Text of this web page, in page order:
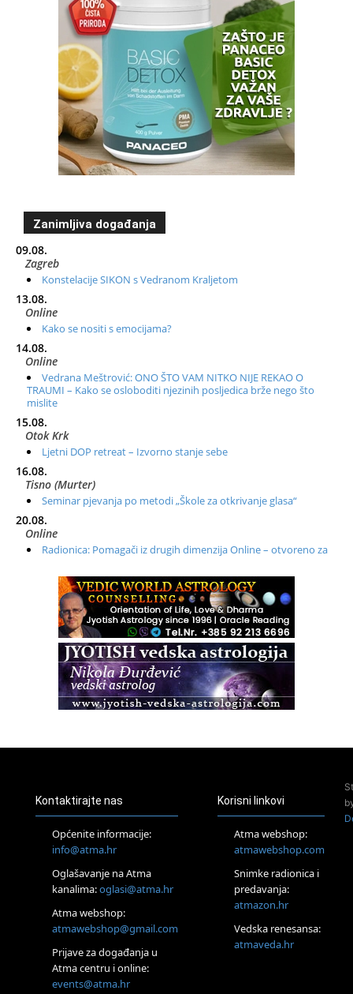
Zanimljiva događanja
09.08.
Zagreb
Konstelacije SIKON s Vedranom Kraljetom
13.08.
Online
Kako se nositi s emocijama?
14.08.
Online
Vedrana Meštrović: ONO ŠTO VAM NITKO NIJE REKAO O
TRAUMI – Kako se osloboditi njezinih posljedica brže nego što
mislite
15.08.
Otok Krk
Ljetni DOP retreat – Izvorno stanje sebe
16.08.
Tisno (Murter)
Seminar pjevanja po metodi „Škole za otkrivanje glasa“
20.08.
Online
Radionica: Pomagači iz drugih dimenzija Online – otvoreno za
Zagreb+Online
Osnovni ThetaHealing® tečaj, Zagreb i Online
Access BARS®, otpusti stres
Access Energetski Facelift®
Tečaj Višeg Vodstva, razvijanja intuicije i Akaša zapisa
25.08.
Upisi u program Profesionalni hipnoterapeut — nova
generacija kreće 25.08. 2026.
Online
Visoko
Alemka Dauskardt – Jednodnevna radionica sistemskih
konstelacija
Kontaktirajte nas
Općenite informacije:
info@atma.hr
Oglašavanje na Atma
kanalima:oglasi@atma.hr
Atma webshop:
atmawebshop@gmail.com
Prijave za događanja u
Atma centru i online:
events@atma.hr
Korisni linkovi
Atma webshop:
atmawebshop.com
Snimke radionica i
predavanja:
atmazon.hr
Vedska renesansa:
atmaveda.hr